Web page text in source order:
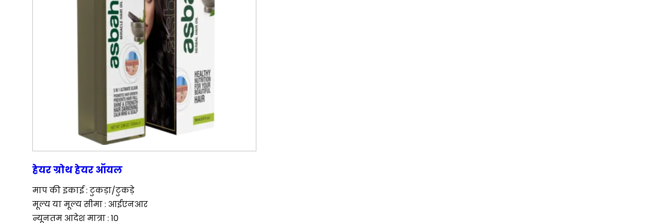
हेयर ग्रोथ हेयर ऑयल
माप की इकाई : टुकड़ा/टुकड़े
मूल्य या मूल्य सीमा : आईएनआर
न्यूनतम आदेश मात्रा : 10